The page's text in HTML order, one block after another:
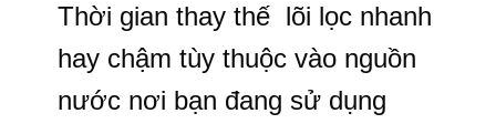
Thời gian thay thế lõi lọc nhanh
hay chậm tùy thuộc vào nguồn
nước nơi bạn đang sử dụng